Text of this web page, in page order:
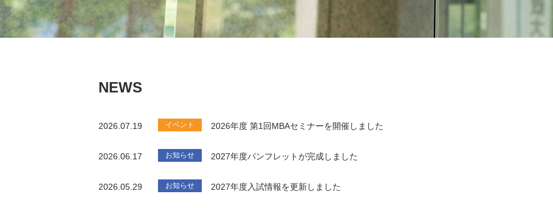
NEWS
2026.07.19 イベント 2026年度 第1回MBAセミナーを開催しました
2026.06.17 お知らせ 2027年度パンフレットが完成しました
2026.05.29 お知らせ 2027年度入試情報を更新しました